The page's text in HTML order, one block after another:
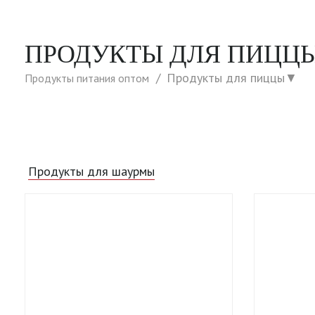
ПРОДУКТЫ ДЛЯ
Продукты питания оптом Продукты для пиццы ▼
Продукты для шаурмы